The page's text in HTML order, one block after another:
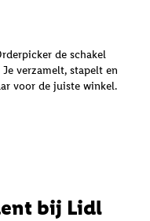
de schakel
verzamelt, stapelt en
voor de juiste winkel.
bij Lidl